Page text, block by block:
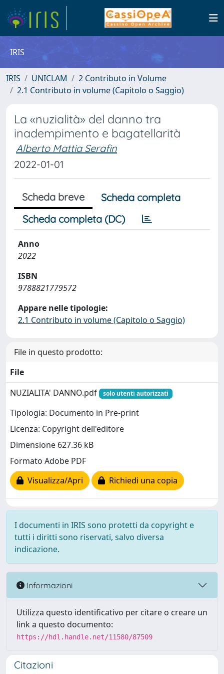
IRIS
IRIS UNICLAM
2 Contributo in Volume
2.1 Contributo in volume (Capitolo o Saggio)
La «nuzialità» del danno tra
inadempimento e bagatellarità
Alberto Mattia Serafin
2022-01-01
Scheda breve
Scheda completa
Scheda completa (DC)
Anno
2022
ISBN
9788821779572
Appare nelle tipologie:
2.1 Contributo in volume (Capitolo o Saggio)
File in questo prodotto:
File
NUZIALITA' DANNO.pdf
solo utenti autorizzati
Tipologia: Documento in Pre-print
Licenza: Copyright dell'editore
Dimensione 627.36 kB
Formato Adobe PDF
Visualizza/Apri
Richiedi una copia
I documenti in IRIS sono protetti da copyright e
tutti i diritti sono riservati, salvo diversa
indicazione.
Informazioni
Utilizza questo identificativo per citare o creare un
link a questo documento:
https://hdl.handle.net/11580/87509
Citazioni